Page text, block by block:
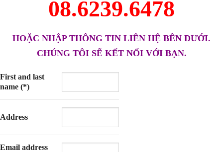
08.6239.6478
HOẶC NHẬP THÔNG TIN LIÊN HỆ BÊN DƯỚI.
CHÚNG TÔI SẼ KẾT NỐI VỚI BẠN.
First and last
name (*)
Address
Email address